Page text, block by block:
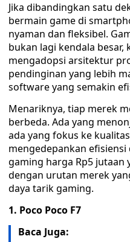
Jika dibandingkan satu
bermain game di
nyaman dan fleksibel.
bukan lagi kendala
mengadopsi arsitektur
pendinginan yang lebih
software yang semakin
Menariknya, tiap merek
berbeda. Ada yang
ada yang fokus ke
mengedepankan
gaming harga Rp5 jutaan
dengan urutan merek
daya tarik gaming.
1. Poco Poco F7
Baca Juga: